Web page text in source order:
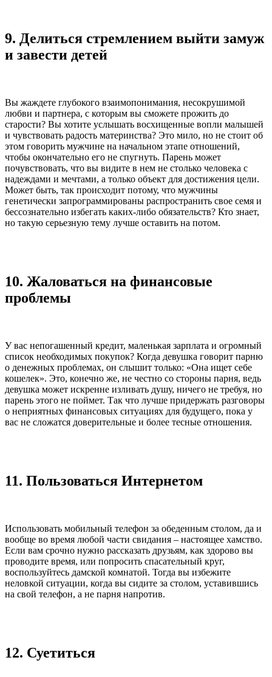
9. Делиться стремлением выйти замуж
и завести детей
Вы жаждете глубокого взаимопонимания, несокрушимой
любви и партнера, с которым вы сможете прожить до
старости? Вы хотите услышать восхищенные вопли малышей
и чувствовать радость материнства? Это мило, но не стоит об
этом говорить мужчине на начальном этапе отношений,
чтобы окончательно его не спугнуть. Парень может
почувствовать, что вы видите в нем не столько человека с
надеждами и мечтами, а только объект для достижения цели.
Может быть, так происходит потому, что мужчины
генетически запрограммированы распространить свое семя и
бессознательно избегать каких-либо обязательств? Кто знает,
но такую серьезную тему лучше оставить на потом.
10. Жаловаться на финансовые
проблемы
У вас непогашенный кредит, маленькая зарплата и огромный
список необходимых покупок? Когда девушка говорит парню
о денежных проблемах, он слышит только: «Она ищет себе
кошелек». Это, конечно же, не честно со стороны парня, ведь
девушка может искренне изливать душу, ничего не требуя, но
парень этого не поймет. Так что лучше придержать разговоры
о неприятных финансовых ситуациях для будущего, пока у
вас не сложатся доверительные и более тесные отношения.
11. Пользоваться Интернетом
Использовать мобильный телефон за обеденным столом, да и
вообще во время любой части свидания – настоящее хамство.
Если вам срочно нужно рассказать друзьям, как здорово вы
проводите время, или попросить спасательный круг,
воспользуйтесь дамской комнатой. Тогда вы избежите
неловкой ситуации, когда вы сидите за столом, уставившись
на свой телефон, а не парня напротив.
12. Суетиться